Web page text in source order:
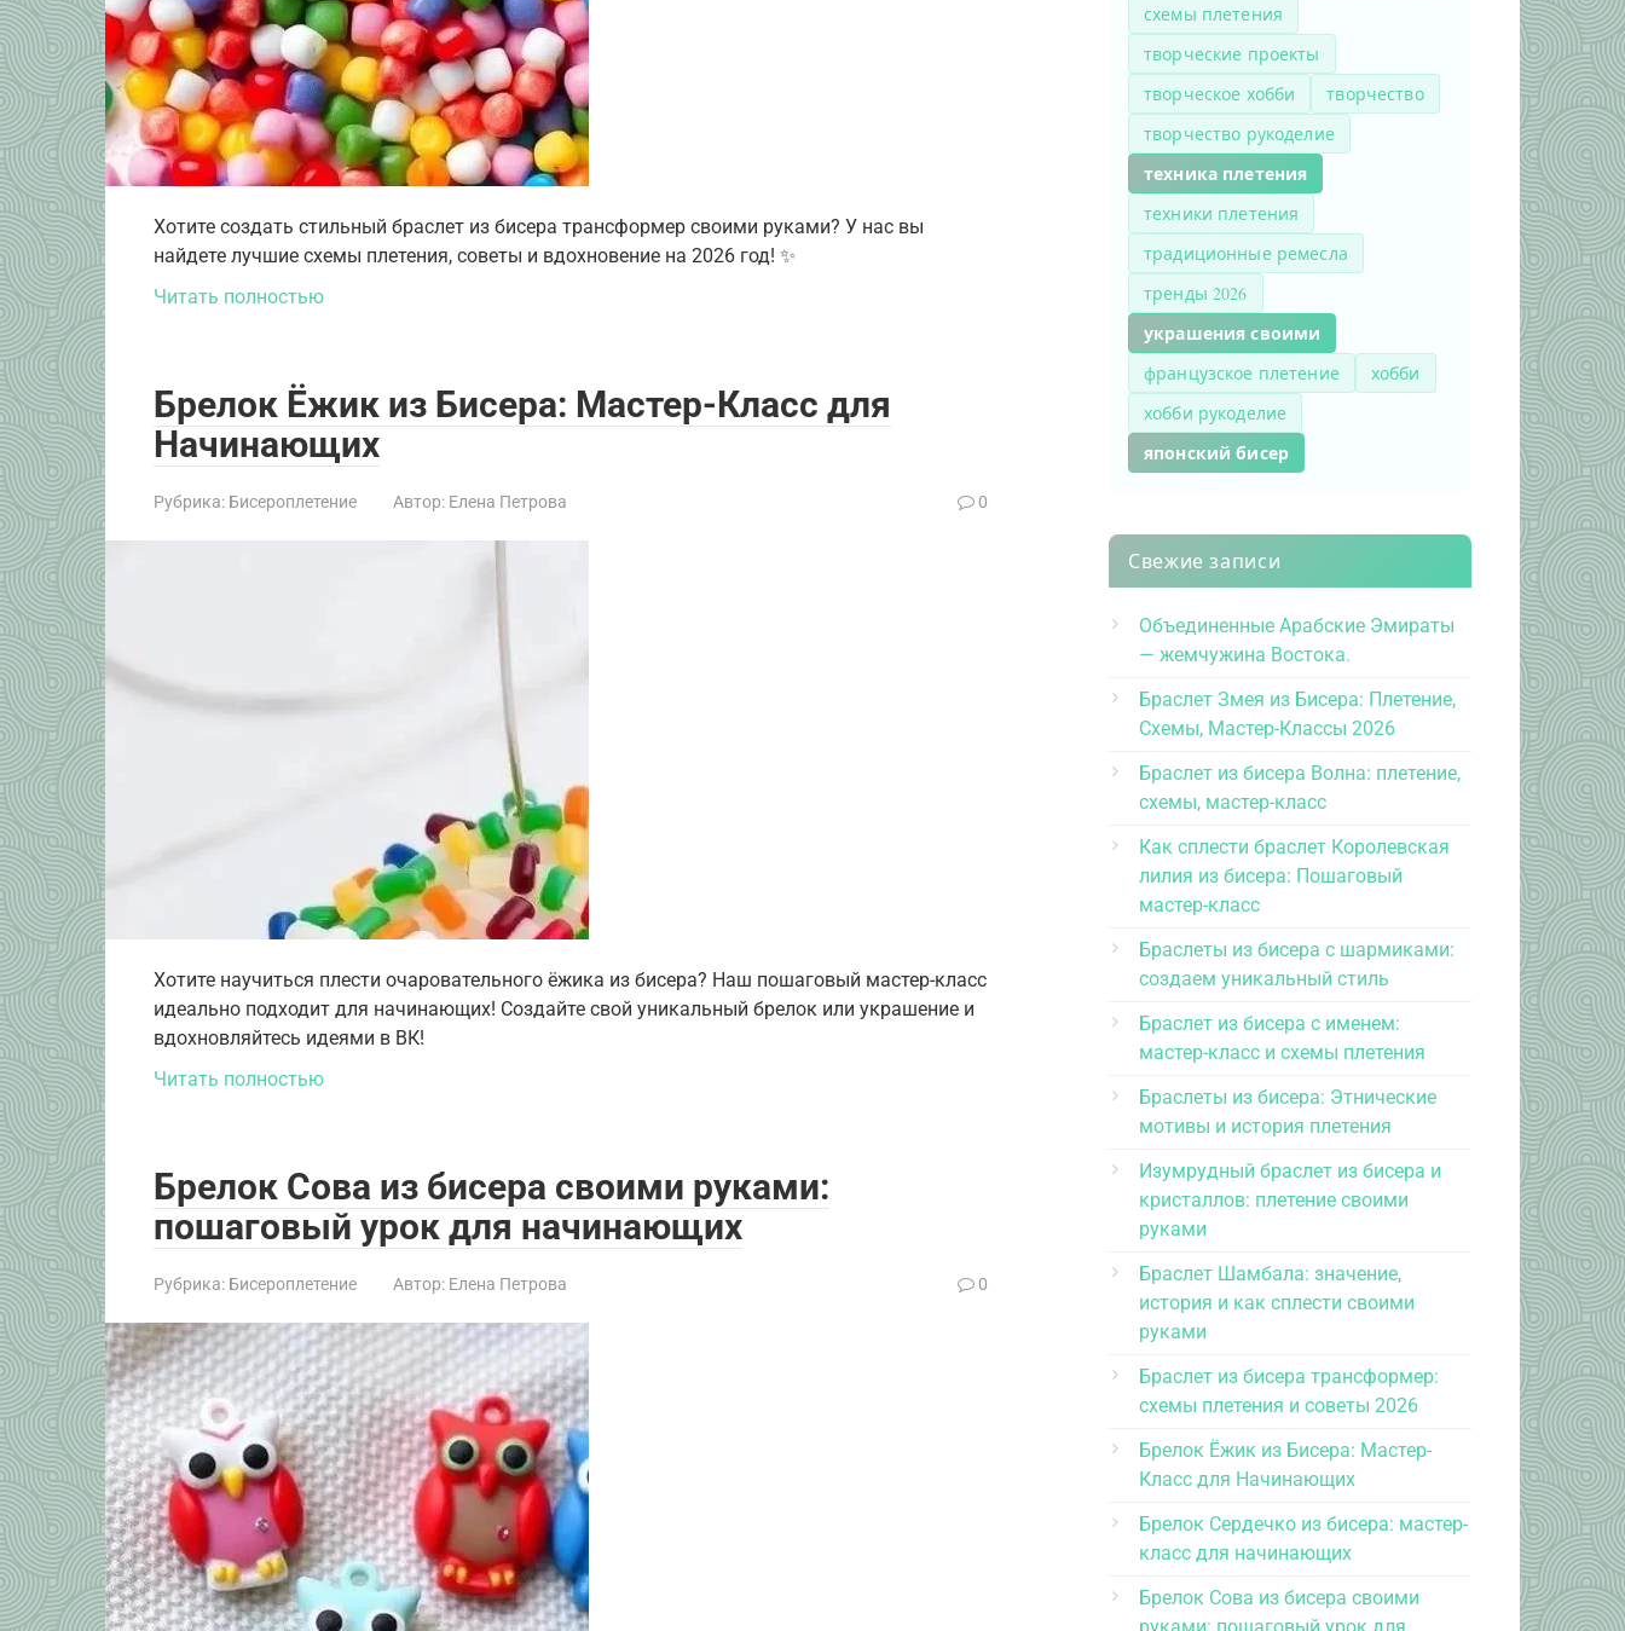
Хотите создать стильный браслет из бисера трансформер своими руками? У нас вы
найдете лучшие схемы плетения, советы и вдохновение на 2026 год! ✨
Читать полностью
Брелок Ёжик из Бисера: Мастер-Класс для
Начинающих
Рубрика: Бисероплетение Автор: Елена Петрова 0
Хотите научиться плести очаровательного ёжика из бисера? Наш пошаговый мастер-класс
идеально подходит для начинающих! Создайте свой уникальный брелок или украшение и
вдохновляйтесь идеями в ВК!
Читать полностью
Брелок Сова из бисера своими руками:
пошаговый урок для начинающих
Рубрика: Бисероплетение Автор: Елена Петрова 0
схемы плетения
творческие проекты
творческое хобби
творчество
творчество рукоделие
техника плетения
техники плетения
традиционные ремесла
тренды 2026
украшения своими
французское плетение
хобби
хобби рукоделие
японский бисер
Свежие записи
Объединенные Арабские Эмираты
— жемчужина Востока.
Браслет Змея из Бисера: Плетение,
Схемы, Мастер-Классы 2026
Браслет из бисера Волна: плетение,
схемы, мастер-класс
Как сплести браслет Королевская
лилия из бисера: Пошаговый
мастер-класс
Браслеты из бисера с шармиками:
создаем уникальный стиль
Браслет из бисера с именем:
мастер-класс и схемы плетения
Браслеты из бисера: Этнические
мотивы и история плетения
Изумрудный браслет из бисера и
кристаллов: плетение своими
руками
Браслет Шамбала: значение,
история и как сплести своими
руками
Браслет из бисера трансформер:
схемы плетения и советы 2026
Брелок Ёжик из Бисера: Мастер-
Класс для Начинающих
Брелок Сердечко из бисера: мастер-
класс для начинающих
Брелок Сова из бисера своими